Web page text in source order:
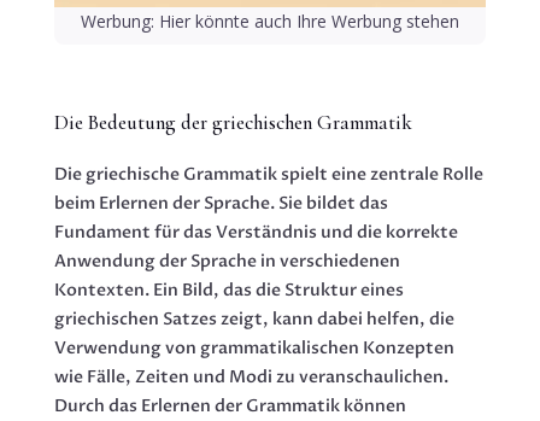
Werbung: Hier könnte auch Ihre Werbung stehen
Die Bedeutung der griechischen Grammatik
Die griechische Grammatik spielt eine zentrale Rolle
beim Erlernen der Sprache. Sie bildet das
Fundament für das Verständnis und die korrekte
Anwendung der Sprache in verschiedenen
Kontexten. Ein Bild, das die Struktur eines
griechischen Satzes zeigt, kann dabei helfen, die
Verwendung von grammatikalischen Konzepten
wie Fälle, Zeiten und Modi zu veranschaulichen.
Durch das Erlernen der Grammatik können